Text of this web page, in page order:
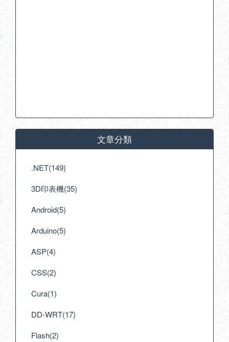
文章分類
.NET(149)
3D印表機(35)
Android(5)
Arduino(5)
ASP(4)
CSS(2)
Cura(1)
DD-WRT(17)
Flash(2)